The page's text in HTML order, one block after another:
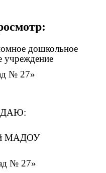
дошкольное
учреждение
№ 27»
МАДОУ
№ 27»